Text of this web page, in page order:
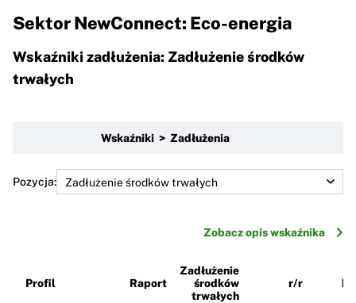
Sektor NewConnect: Eco-energia
Wskaźniki zadłużenia: Zadłużenie środków
trwałych
Wskaźniki > Zadłużenia
Pozycja:
Zobacz opis wskaźnika
Profil Raport
Zadłużenie
środków
trwałych
r/r k/